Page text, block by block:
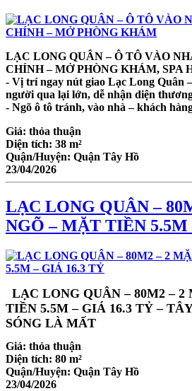
LẠC LONG QUÂN – Ô TÔ VÀO
CHÍNH – MỞ PHÒNG KHÁM, SPA
- Vị trí ngay nút giao Lạc Long Quân
người qua lại lớn, dễ nhận diện
- Ngõ ô tô tránh, vào nhà – khách
Giá: thỏa thuận
Diện tích: 38 m²
Quận/Huyện: Quận Tây Hồ
23/04/2026
LẠC LONG QUÂN –
NGÕ – MẶT TIỀN 5.5M
LẠC LONG QUÂN – 80M2 –
TIỀN 5.5M – GIÁ 16.3 TỶ –
SÓNG LÀ MẤT
Giá: thỏa thuận
Diện tích: 80 m²
Quận/Huyện: Quận Tây Hồ
23/04/2026